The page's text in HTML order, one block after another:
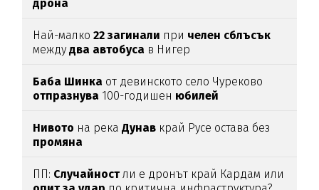
дрона
Най-малко22 загинали при челен сблъсък
междудва автобуса в Нигер
Баба Шинка от девинското село Чуреково
отпразнува 100-годишен юбилей
Нивото на рекаДунав край Русе остава без
промяна
ПП: Случайностли е дронът край Кардам или